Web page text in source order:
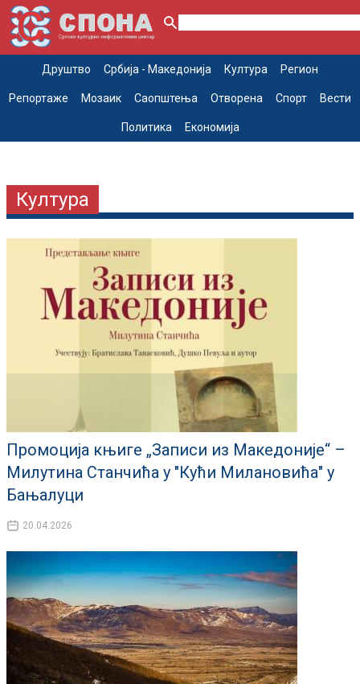
Друштво Србија - Македонија Култура Регион
Репортаже Мозаик Саопштења Отворена Спорт Вести
Политика Економија
Култура
Промоција књиге „Записи из Македоније“ –
Милутина Станчића у "Кући Милановића" у
Бањалуци
20.04.2026